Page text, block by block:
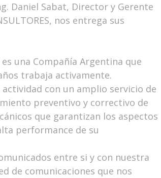
Daniel Sabat, Director y Gerente
nos entrega sus
es una Compañía Argentina que
trabaja activamente.
con un amplio servicio de
preventivo y correctivo de
que garantizan los aspectos
performance de su
entre si y con nuestra
de comunicaciones que nos